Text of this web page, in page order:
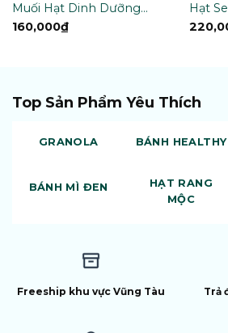
Muối Hạt Dinh Dưỡng
400g
160,000₫
Hạt
Top Sản Phẩm Yêu Thích
GRANOLA BÁNH HEALTHY
BÁNH MÌ ĐEN
HẠT RANG
MỘC
Freeship khu vực Vũng Tàu Trả